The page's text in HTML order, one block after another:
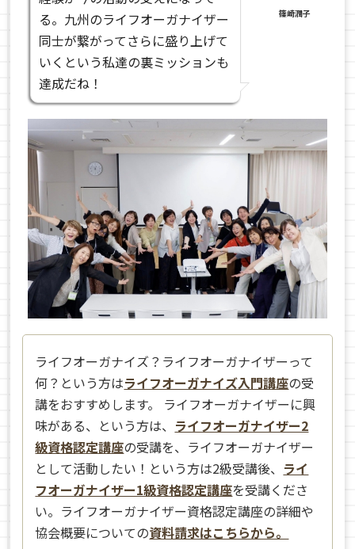
る。九州のライフオーガナイザー
同士が繋がってさらに盛り上げて
いくという私達の裏ミッションも
達成だね！
篠崎潤子
ライフオーガナイズ？ライフオーガナイザーって
何？という方はライフオーガナイズ入門講座の受
講をおすすめします。 ライフオーガナイザーに興
味がある、という方は、 ライフオーガナイザー2
級資格認定講座の受講を、ライフオーガナイザー
として活動したい！という方は2級受講後、 ライ
フオーガナイザー1級資格認定講座を受講くださ
い。ライフオーガナイザー資格認定講座の詳細や
協会概要についての資料請求はこちらから。